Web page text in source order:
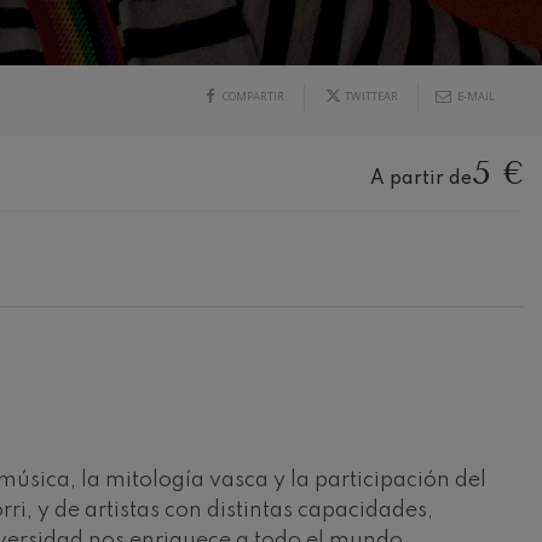
COMPARTIR TWITTEAR E-MAIL
A partir de5 €
la mitología vasca y la participación del
y de artistas con distintas capacidades,